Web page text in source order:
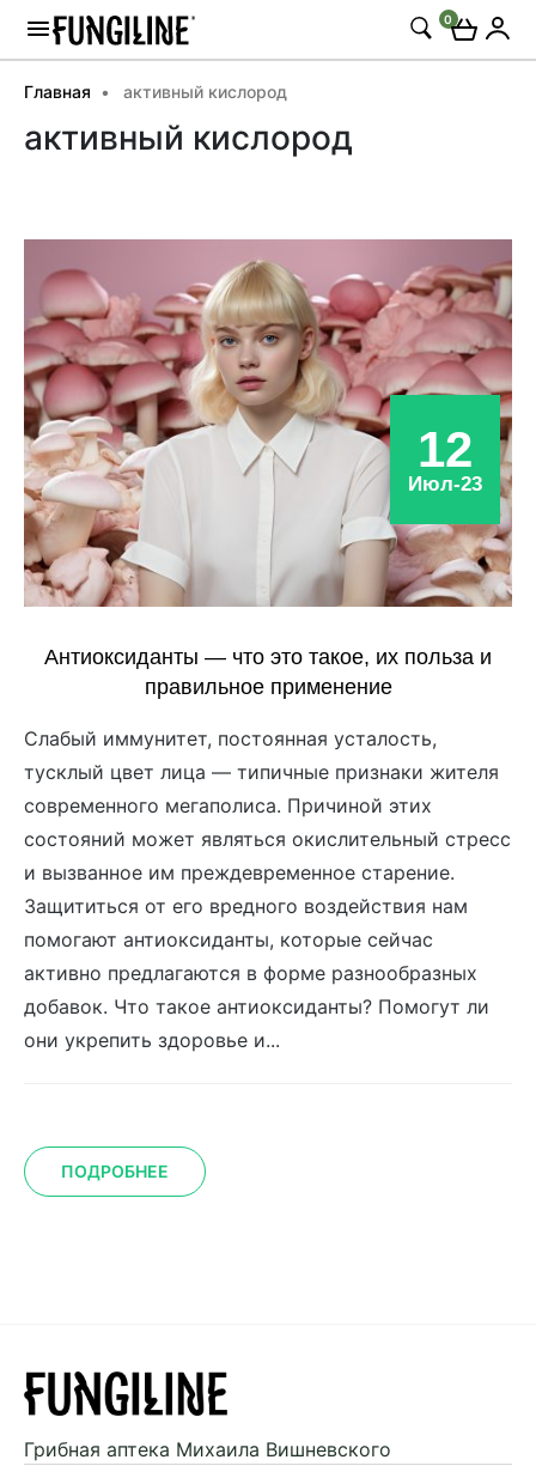
0
Главная активный кислород
активный кислород
12
Июл-23
Антиоксиданты — что это такое, их польза и
правильное применение
Слабый иммунитет, постоянная усталость,
тусклый цвет лица — типичные признаки жителя
современного мегаполиса. Причиной этих
состояний может являться окислительный стресс
и вызванное им преждевременное старение.
Защититься от его вредного воздействия нам
помогают антиоксиданты, которые сейчас
активно предлагаются в форме разнообразных
добавок. Что такое антиоксиданты? Помогут ли
они укрепить здоровье и...
ПОДРОБНЕЕ
Грибная аптека Михаила Вишневского